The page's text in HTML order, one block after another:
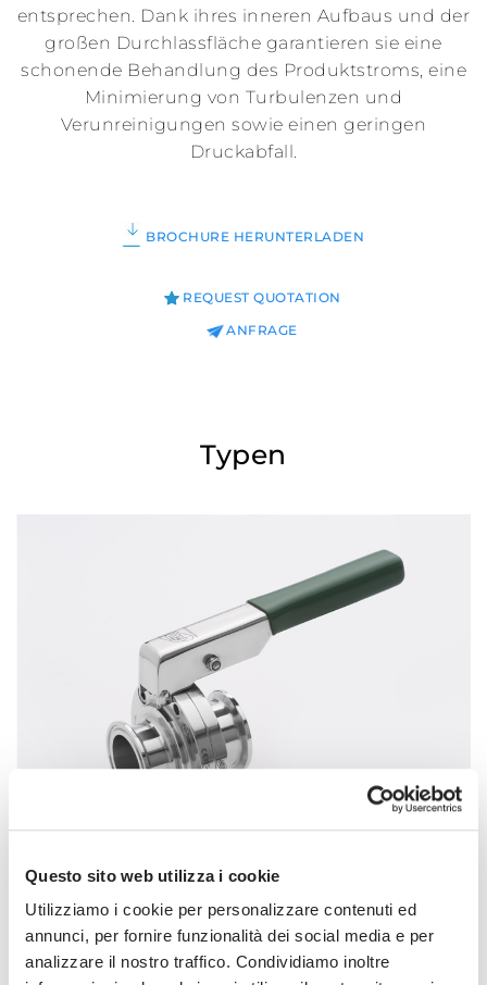
Questo sito web utilizza i cookie
Utilizziamo i cookie per personalizzare contenuti ed
annunci, per fornire funzionalità dei social media e per
analizzare il nostro traffico. Condividiamo inoltre
entsprechen. Dank ihres inneren Aufbaus und der
großen Durchlassfläche garantieren sie eine
schonende Behandlung des Produktstroms, eine
Minimierung von Turbulenzen und
Verunreinigungen sowie einen geringen
Druckabfall.
BROCHURE HERUNTERLADEN
REQUEST QUOTATION
ANFRAGE
Typen
DURCHSUCHEN SIE BITTE DIE GALERIE
VFS
Butterfly valve